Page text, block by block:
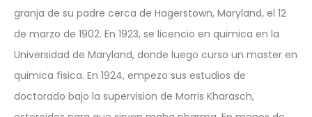
granja de su padre cerca de Hagerstown, Maryland, el 12
de marzo de 1902. En 1923, se licencio en quimica en la
Universidad de Maryland, donde luego curso un master en
quimica fisica. En 1924, empezo sus estudios de
doctorado bajo la supervision de Morris Kharasch,